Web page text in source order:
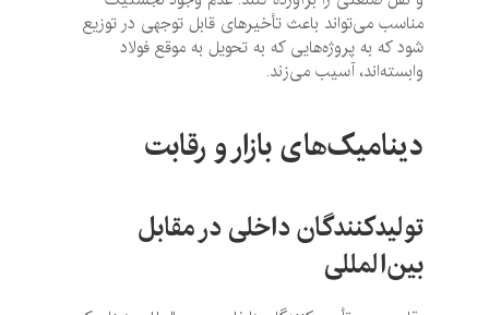
مناسب می‌تواند باعث تأخیرهای قابل توجهی در توزیع
شود که به پروژه‌هایی که به تحویل به موقع فولاد
وابسته‌اند، آسیب می‌زند.
دینامیک‌های بازار و رقابت
تولیدکنندگان داخلی در مقابل
بین‌المللی